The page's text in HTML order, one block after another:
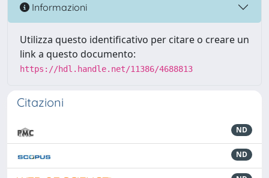
Informazioni
Utilizza questo identificativo per citare o creare un
link a questo documento:
https://hdl.handle.net/11386/4688813
Citazioni
ND
ND